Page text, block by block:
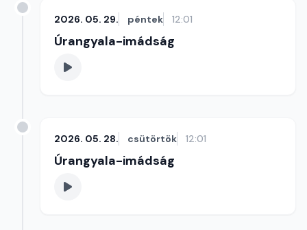
2026. 05. 29. péntek 12:01
Úrangyala-imádság
2026. 05. 28. csütörtök 12:01
Úrangyala-imádság